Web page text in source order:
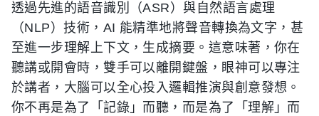
透過先進的語音識別（ASR）與自然語言處理
（NLP）技術，AI 能精準地將聲音轉換為文字，甚
至進一步理解上下文，生成摘要。這意味著，你在
聽講或開會時，雙手可以離開鍵盤，眼神可以專注
於講者，大腦可以全心投入邏輯推演與創意發想。
你不再是為了「記錄」而聽，而是為了「理解」而